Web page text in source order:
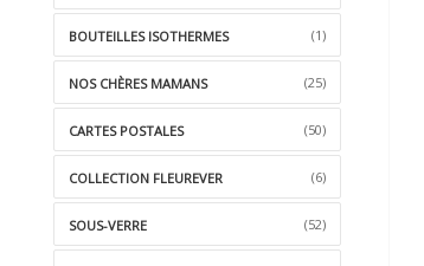
BOUTEILLES ISOTHERMES (1)
NOS CHÈRES MAMANS (25)
CARTES POSTALES (50)
COLLECTION FLEUREVER (6)
SOUS-VERRE (52)